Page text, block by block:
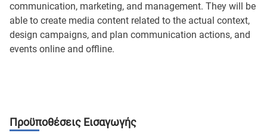
communication, marketing, and management. They will be
able to create media content related to the actual context,
design campaigns, and plan communication actions, and
events online and offline.
Προϋποθέσεις Εισαγωγής